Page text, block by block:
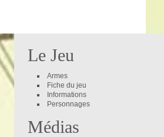
Le Jeu
Armes
Fiche du jeu
Informations
Personnages
Médias